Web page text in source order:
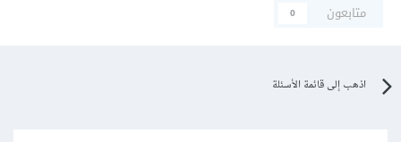
متابعون
0
اذهب إلى قائمة الأسئلة